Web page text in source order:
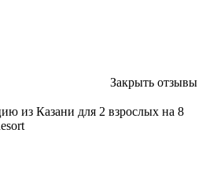
Закрыть отзывы